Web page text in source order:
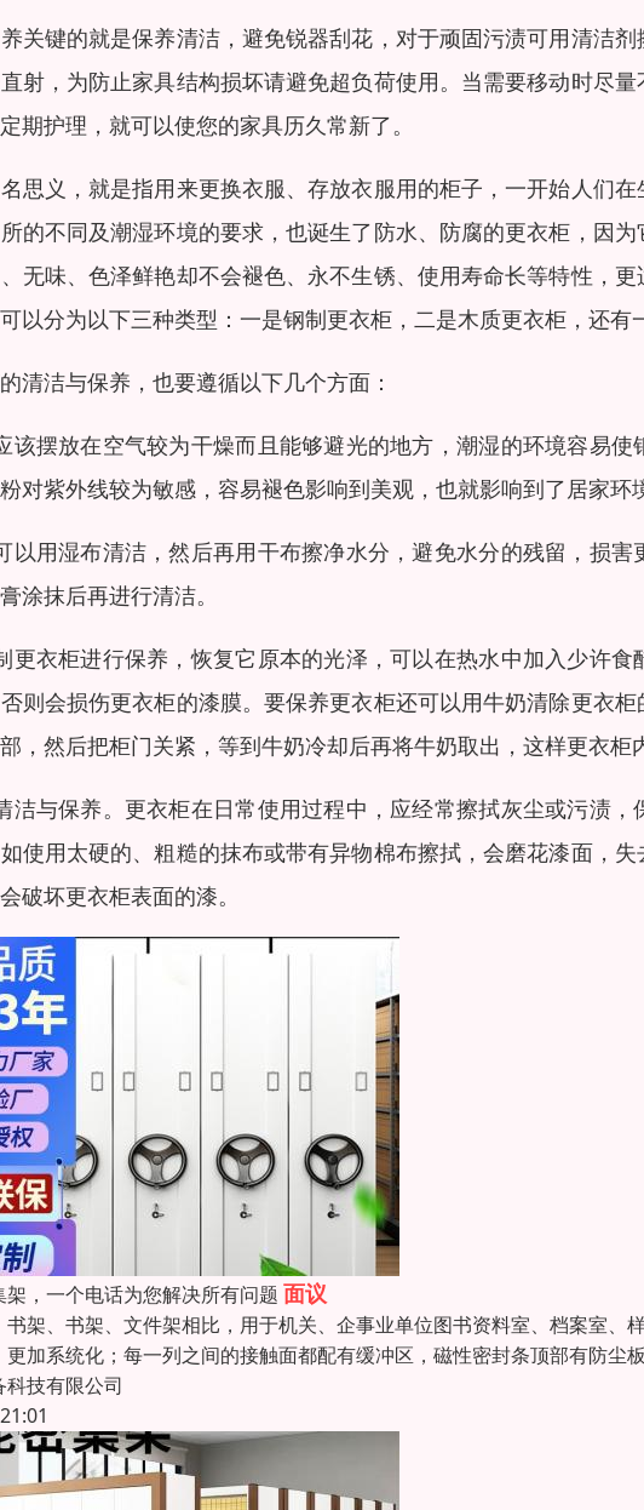
关键的就是保养清洁，避免锐器刮花，对于顽固污渍可用清洁
射，为防止家具结构损坏请避免超负荷使用。当需要移动时尽
期护理，就可以使您的家具历久常新了。
思义，就是指用来更换衣服、存放衣服用的柜子，一开始人们
的不同及潮湿环境的要求，也诞生了防水、防腐的更衣柜，因
无味、色泽鲜艳却不会褪色、永不生锈、使用寿命长等特性，
以分为以下三种类型：一是钢制更衣柜，二是木质更衣柜，还有
清洁与保养，也要遵循以下几个方面：
该摆放在空气较为干燥而且能够避光的地方，潮湿的环境容易
对紫外线较为敏感，容易褪色影响到美观，也就影响到了居家环
以用湿布清洁，然后再用干布擦净水分，避免水分的残留，损
涂抹后再进行清洁。
更衣柜进行保养，恢复它原本的光泽，可以在热水中加入少许
则会损伤更衣柜的漆膜。要保养更衣柜还可以用牛奶清除更衣
，然后把柜门关紧，等到牛奶冷却后再将牛奶取出，这样更衣柜
洁与保养。更衣柜在日常使用过程中，应经常擦拭灰尘或污渍
使用太硬的、粗糙的抹布或带有异物棉布擦拭，会磨花漆面，
破坏更衣柜表面的漆。
，一个电话为您解决所有问题 面议
书架、书架、文件架相比，用于机关、企事业单位图书资料室、档案室、
更加系统化；每一列之间的接触面都配有缓冲区，磁性密封条顶部有防尘
技有限公司